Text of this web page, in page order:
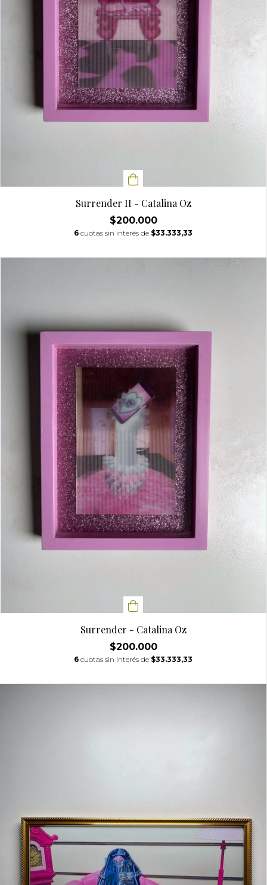
Surrender II - Catalina Oz
$200.000
6 cuotas sin interés de $33.333,33
Surrender - Catalina Oz
$200.000
6 cuotas sin interés de $33.333,33